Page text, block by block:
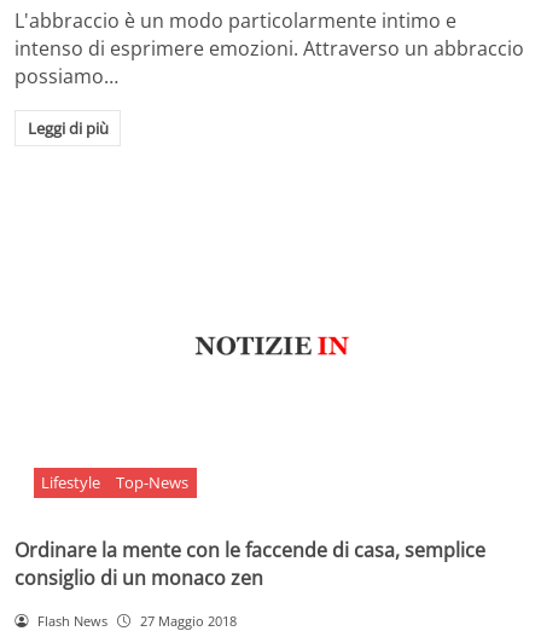
L'abbraccio è un modo particolarmente intimo e
intenso di esprimere emozioni. Attraverso un abbraccio
possiamo…
Leggi di più
Lifestyle Top-News
Ordinare la mente con le faccende di casa, semplice
consiglio di un monaco zen
Flash News 27 Maggio 2018